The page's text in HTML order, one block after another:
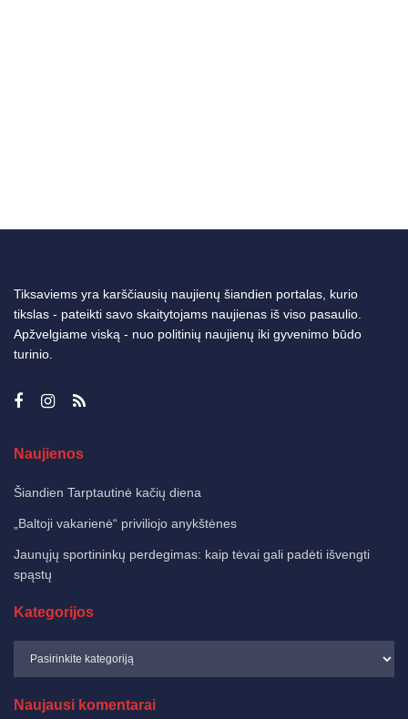
Tiksaviems yra karščiausių naujienų šiandien portalas, kurio
tikslas - pateikti savo skaitytojams naujienas iš viso pasaulio.
Apžvelgiame viską - nuo politinių naujienų iki gyvenimo būdo
turinio.
Naujienos
Šiandien Tarptautinė kačių diena
„Baltoji vakarienė“ priviliojo anykštėnes
Jaunųjų sportininkų perdegimas: kaip tėvai gali padėti išvengti
spąstų
Kategorijos
Naujausi komentarai